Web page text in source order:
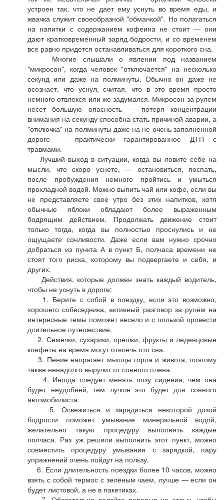
устроен так, что не дает ему уснуть во время еды, и
жвачка служит своеобразной "обманкой". Но полагаться
на напитки с содержанием кофеина не стоит — они
дают кратковременный заряд бодрости, и со временем
все равно придется останавливаться для короткого сна.
Многие слышали о явлении под названием
"микросон", когда человек "отключается" на несколько
секунд или даже на полминуты. Обычно он даже не
осознает, что уснул, считая, что в это время просто
немного отвлекся или же задумался. Микросон за рулем
несет большую опасность — потеря концентрации
внимания на секунду способна стать причиной аварии, а
"отключка" на полминуты даже на не очень заполненной
дороге — практически гарантированное ДТП с
травмами.
Лучший выход в ситуации, когда вы ловите себе на
мысли, что скоро уснете, — остановиться, поспать,
после пробуждения немного пройтись и умыться
прохладной водой. Можно выпить чай или кофе, если вы
не представляете свое утро без этих напитков, хотя
обычные яблоки обладают более выраженным
бодрящим действием. Продолжать движение стоит
только тогда, когда вы полностью проснулись и не
ощущаете сонливости. Даже если вам нужно срочно
добраться из пункта А в пункт Б, полчаса времени не
стоят того риска, которому вы подвергаете и себя, и
других.
Действия, которые должен знать каждый водитель,
чтобы не уснуть в дороге:
1. Берите с собой в поездку, если это возможно,
хорошего собеседника, активный разговор за рулём на
интересные темы поможет весело и с пользой провести
длительное путешествие.
2. Семечки, сухарики, орешки, фрукты и леденцовые
конфеты на время могут отвлечь ото сна.
3. Пение напрягает мышцы горла и живота, поэтому
также ненадолго выручит от сонного плена.
4. Иногда следует менять позу сидения, чем она
будет неудобней, тем лучше это будет для сонного
автомобилиста.
5. Освежиться и зарядиться некоторой дозой
бодрости поможет умывание минеральной водой,
желательно такую процедуру выполнять каждые
полчаса. Раз уж решили выполнить этот пункт, можно
совместить процедуру умывания с зарядкой, пару
упражнений очень пойдут на пользу.
6. Если длительность поездки более 10 часов, можно
взять с собой термос с зелёным чаем, лучше — если он
будет листовой, а не в пакетиках.